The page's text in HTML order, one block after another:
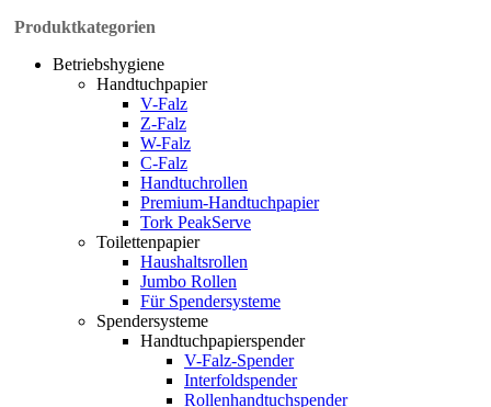
Produktkategorien
Betriebshygiene
Handtuchpapier
V-Falz
Z-Falz
W-Falz
C-Falz
Handtuchrollen
Premium-Handtuchpapier
Tork PeakServe
Toilettenpapier
Haushaltsrollen
Jumbo Rollen
Für Spendersysteme
Spendersysteme
Handtuchpapierspender
V-Falz-Spender
Interfoldspender
Rollenhandtuchspender